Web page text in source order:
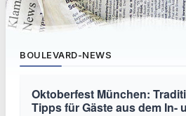
BOULEVARD-NEWS
Oktoberfest München:
Tipps für Gäste aus dem In-